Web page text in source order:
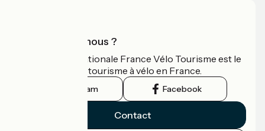
Qui sommes-nous ?
L'association nationale France Vélo Tourisme est le
guide officiel du tourisme à vélo en France.
Instagram Facebook
Contact